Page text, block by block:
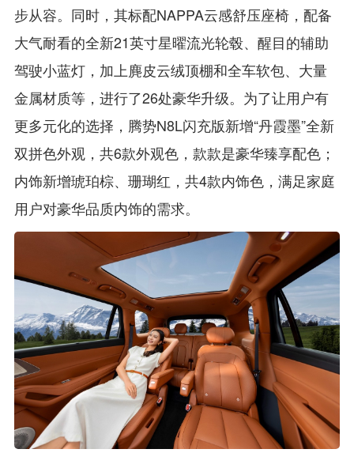
步从容。同时，其标配NAPPA云感舒压座椅，配备
大气耐看的全新21英寸星曜流光轮毂、醒目的辅助
驾驶小蓝灯，加上麂皮云绒顶棚和全车软包、大量
金属材质等，进行了26处豪华升级。为了让用户有
更多元化的选择，腾势N8L闪充版新增“丹霞墨”全新
双拼色外观，共6款外观色，款款是豪华臻享配色；
内饰新增琥珀棕、珊瑚红，共4款内饰色，满足家庭
用户对豪华品质内饰的需求。